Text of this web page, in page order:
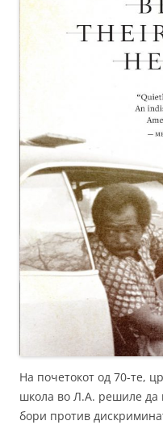
На почетокот од 70-те,
школа во Л.А. решиле да
бори против